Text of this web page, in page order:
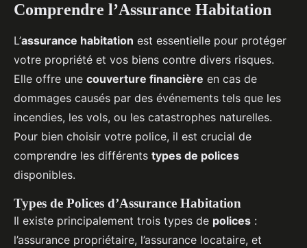
Le Compagnon Incontournable
des Assurances Habitation :
Votre Guide Complet
Comprendre l’Assurance Habitation
L’assurance habitation est essentielle pour protéger
votre propriété et vos biens contre divers risques.
Elle offre une couverture financière en cas de
dommages causés par des événements tels que les
incendies, les vols, ou les catastrophes naturelles.
Pour bien choisir votre police, il est crucial de
comprendre les différents types de polices
disponibles.
Types de Polices d’Assurance Habitation
Il existe principalement trois types de polices :
l’assurance propriétaire, l’assurance locataire, et